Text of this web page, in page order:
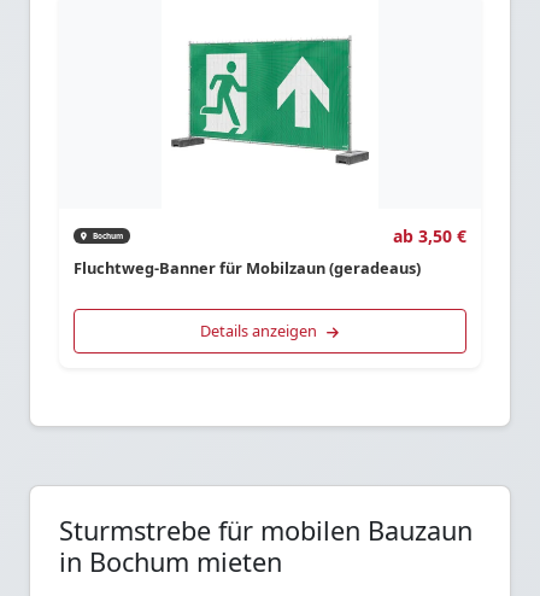
Bochum ab 3,50 €
Fluchtweg-Banner für Mobilzaun (geradeaus)
Details anzeigen
Sturmstrebe für mobilen Bauzaun
in Bochum mieten